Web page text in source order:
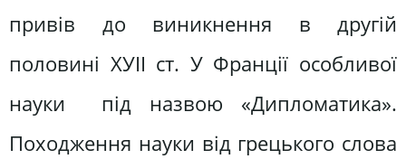
привів до виникнення в другій
половині ХУІІ ст. У Франції особливої
науки під назвою «Дипломатика».
Походження науки від грецького слова